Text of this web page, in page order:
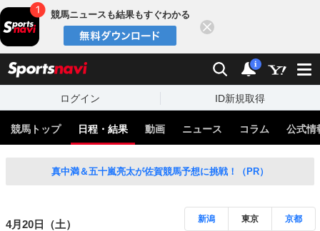
競馬ニュースも結果もすぐわかる
検索 通知
i
ログイン ID新規取得
競馬トップ 日程・結果 動画 ニュース コラム 公式情
真中満＆五十嵐亮太が佐賀競馬予想に挑戦！（PR）
4月20日（土） 新潟 東京 京都